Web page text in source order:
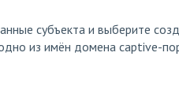
субъекта и выберите
из имён домена captive-